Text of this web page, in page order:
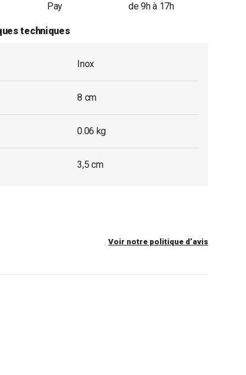
Pay
de 9h à 17h
techniques
Inox
8 cm
0.06 kg
3,5 cm
Voir notre politique d’avis